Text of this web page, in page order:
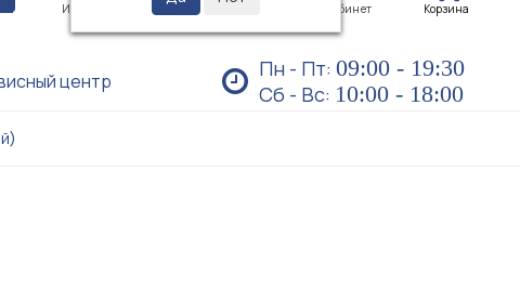
Избранное Просмотренные Личный кабинет Корзина
центр Пн - Пт: 09:00 - 19:30
Сб - Вс: 10:00 - 18:00